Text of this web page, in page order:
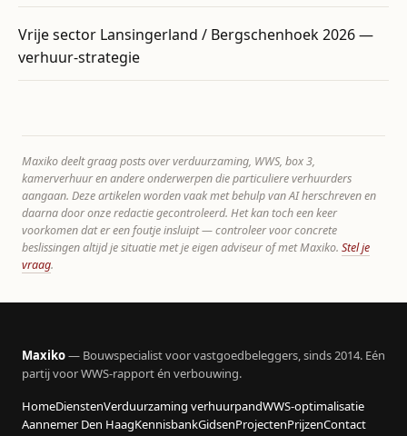
Vrije sector Lansingerland / Bergschenhoek 2026 —
verhuur-strategie
Maxiko deelt graag posts over verduurzaming, WWS, box 3,
kamerverhuur en andere onderwerpen die particuliere verhuurders
aangaan. Deze artikelen worden vaak met behulp van AI herschreven en
daarna door onze redactie gecontroleerd. Het kan toch een keer
voorkomen dat er een foutje insluipt — controleer voor concrete
beslissingen altijd je situatie met je eigen adviseur of met Maxiko. Stel je
vraag.
Maxiko— Bouwspecialist voor vastgoedbeleggers, sinds 2014. Eén
partij voor WWS-rapport én verbouwing.
HomeDienstenVerduurzaming verhuurpandWWS-optimalisatie
Aannemer Den HaagKennisbankGidsenProjectenPrijzenContact